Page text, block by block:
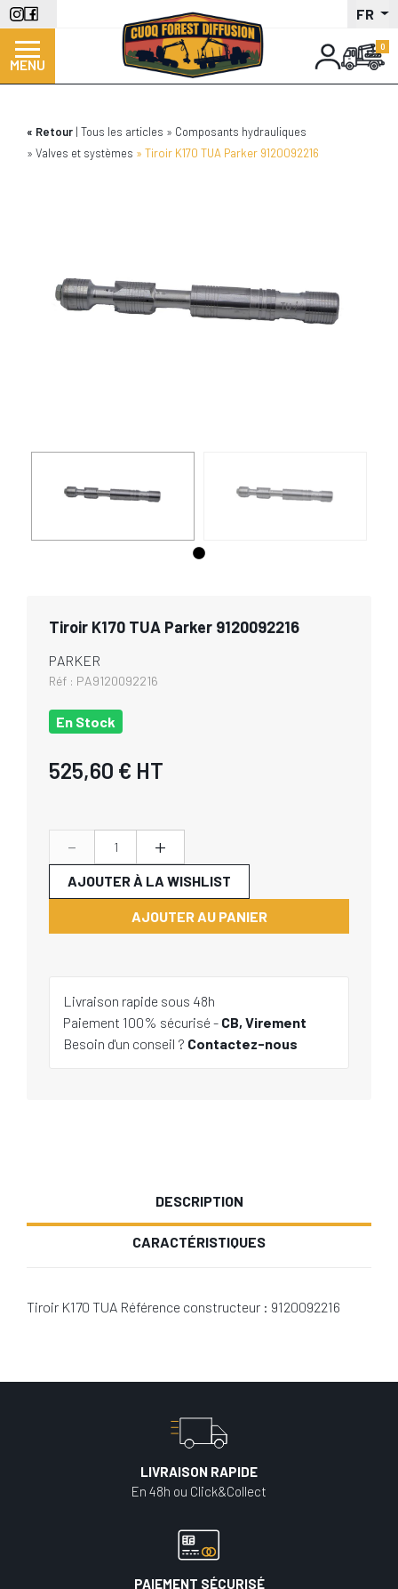
Aller
au
contenu
principal
FR
MENU
Retour Tous les articles
Composants hydrauliques
Valves et systèmes
Tiroir K170 TUA Parker 9120092216
Tiroir K170 TUA Parker 9120092216
PARKER
Réf : PA9120092216
En Stock
525,60 € HT
- +
AJOUTER AU PANIER
AJOUTER À LA WISHLIST
Livraison rapide sous 48h
Paiement 100% sécurisé - CB, Virement
Besoin d'un conseil ? Contactez-nous
DESCRIPTION
CARACTÉRISTIQUES
Tiroir K170 TUA Référence constructeur : 9120092216
LIVRAISON RAPIDE
En 48h ou Click&Collect
PAIEMENT SÉCURISÉ